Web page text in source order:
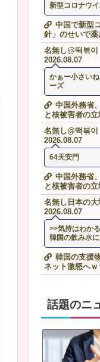
新型コロナウ
中国で新型
針」のせいで
名無し@떡볶이
2026.08.07
かぁー小さい
ーズ
中国外務省
と核被害者の立
名無し@떡볶이
2026.08.07
64天安門
中国外務省
と核被害者の立
名無し日本の
2026.08.07
>>気持はわか
韓国の飲み水
韓国の支援
ネット激怒へ
話題のニ